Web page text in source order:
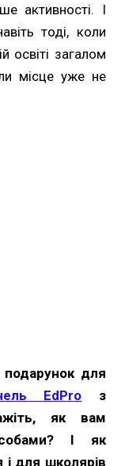
активності. І
тоді, коли
освіті загалом
місце уже не
для
EdPro з
як вам
І як
для школярів